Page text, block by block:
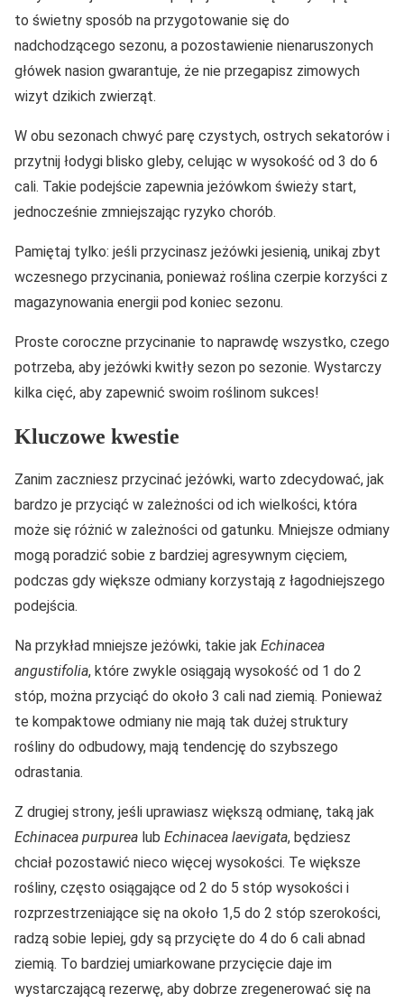
to świetny sposób na przygotowanie się do
nadchodzącego sezonu, a pozostawienie nienaruszonych
główek nasion gwarantuje, że nie przegapisz zimowych
wizyt dzikich zwierząt.
W obu sezonach chwyć parę czystych, ostrych sekatorów i
przytnij łodygi blisko gleby, celując w wysokość od 3 do 6
cali. Takie podejście zapewnia jeżówkom świeży start,
jednocześnie zmniejszając ryzyko chorób.
Pamiętaj tylko: jeśli przycinasz jeżówki jesienią, unikaj zbyt
wczesnego przycinania, ponieważ roślina czerpie korzyści z
magazynowania energii pod koniec sezonu.
Proste coroczne przycinanie to naprawdę wszystko, czego
potrzeba, aby jeżówki kwitły sezon po sezonie. Wystarczy
kilka cięć, aby zapewnić swoim roślinom sukces!
Kluczowe kwestie
Zanim zaczniesz przycinać jeżówki, warto zdecydować, jak
bardzo je przyciąć w zależności od ich wielkości, która
może się różnić w zależności od gatunku. Mniejsze odmiany
mogą poradzić sobie z bardziej agresywnym cięciem,
podczas gdy większe odmiany korzystają z łagodniejszego
podejścia.
Na przykład mniejsze jeżówki, takie jak Echinacea
angustifolia, które zwykle osiągają wysokość od 1 do 2
stóp, można przyciąć do około 3 cali nad ziemią. Ponieważ
te kompaktowe odmiany nie mają tak dużej struktury
rośliny do odbudowy, mają tendencję do szybszego
odrastania.
Z drugiej strony, jeśli uprawiasz większą odmianę, taką jak
Echinacea purpurea lub Echinacea laevigata, będziesz
chciał pozostawić nieco więcej wysokości. Te większe
rośliny, często osiągające od 2 do 5 stóp wysokości i
rozprzestrzeniające się na około 1,5 do 2 stóp szerokości,
radzą sobie lepiej, gdy są przycięte do 4 do 6 cali abnad
ziemią. To bardziej umiarkowane przycięcie daje im
wystarczającą rezerwę, aby dobrze zregenerować się na